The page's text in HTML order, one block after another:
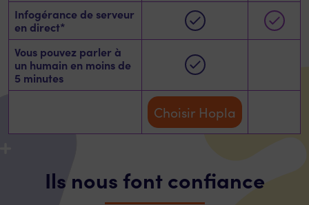
Infogérance de serveur
en direct*
Vous pouvez parler à
un humain en moins de
5 minutes
Choisir Hopla
Ils nous font confiance